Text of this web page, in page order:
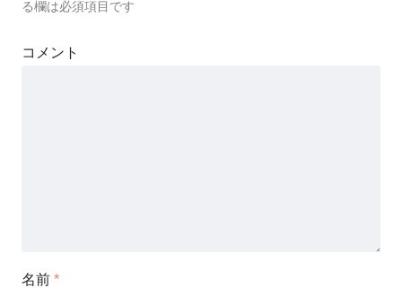
る欄は必須項目です
コメント
名前 *